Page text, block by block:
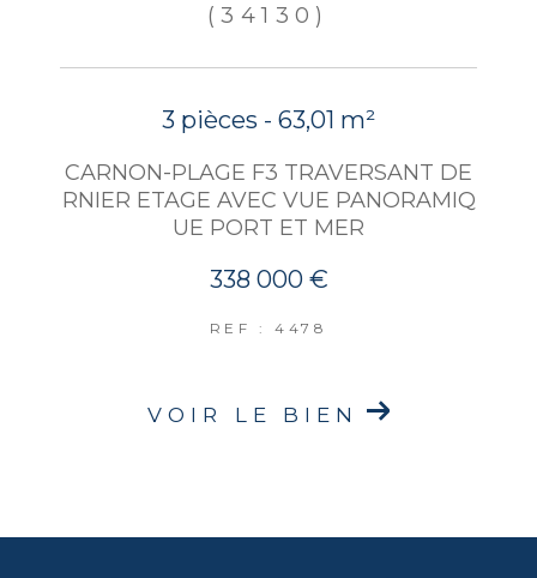
(34130)
3 pièces - 63,01 m²
CARNON-PLAGE F3 TRAVERSANT DE
RNIER ETAGE AVEC VUE PANORAMIQ
UE PORT ET MER
338 000 €
REF : 4478
VOIR LE BIEN